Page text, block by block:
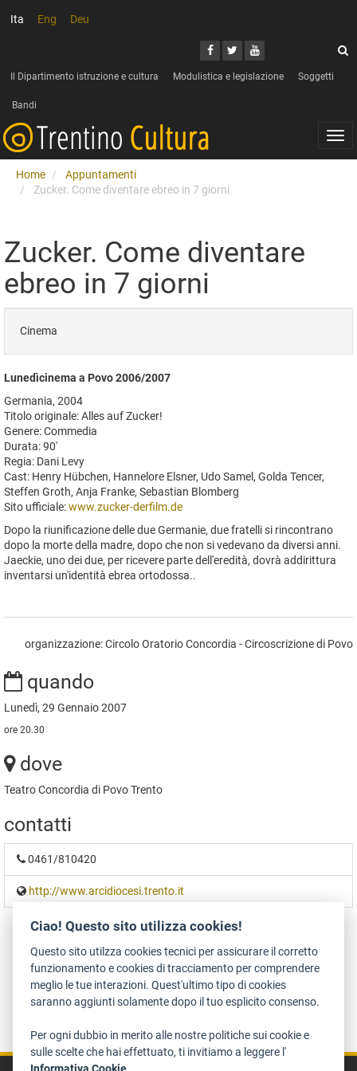
Ita Eng Deu
Facebook
Twitter
Youtube
Il Dipartimento istruzione e cultura Modulistica e legislazione Soggetti
Bandi
Home
Appuntamenti
Zucker. Come diventare ebreo in 7 giorni
Zucker. Come diventare
ebreo in 7 giorni
Cinema
Lunedìcinema a Povo 2006/2007
Germania, 2004
Titolo originale: Alles auf Zucker!
Genere: Commedia
Durata: 90'
Regia: Dani Levy
Cast: Henry Hübchen, Hannelore Elsner, Udo Samel, Golda Tencer,
Steffen Groth, Anja Franke, Sebastian Blomberg
Sito ufficiale:www.zucker-derfilm.de
Dopo la riunificazione delle due Germanie, due fratelli si rincontrano
dopo la morte della madre, dopo che non si vedevano da diversi anni.
Jaeckie, uno dei due, per ricevere parte dell'eredità, dovrà addirittura
inventarsi un'identità ebrea ortodossa..
organizzazione: Circolo Oratorio Concordia - Circoscrizione di Povo
quando
Lunedì, 29 Gennaio 2007
ore 20.30
dove
Teatro Concordia di Povo Trento
contatti
0461/810420
http://www.arcidiocesi.trento.it
Dichiarazione di accessibilità Privacy Note legali e crediti
Art Bonus
Ciao! Questo sito utilizza cookies!
Questo sito utilzza cookies tecnici per assicurare il corretto
funzionamento e cookies di tracciamento per comprendere
meglio le tue interazioni. Quest'ultimo tipo di cookies
saranno aggiunti solamente dopo il tuo esplicito consenso.
Per ogni dubbio in merito alle nostre politiche sui cookie e
sulle scelte che hai effettuato, ti invitiamo a leggere l'